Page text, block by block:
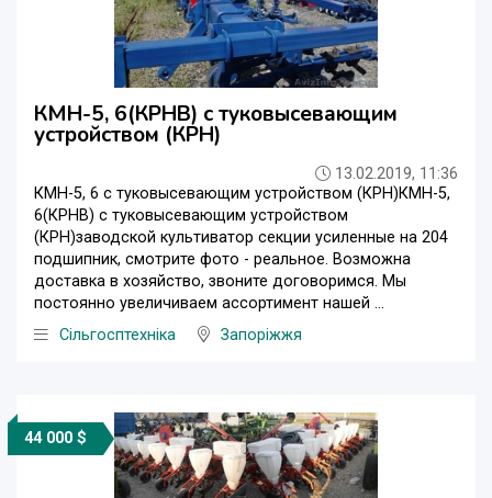
КМН-5, 6(КРНВ) с туковысевающим
устройством (КРН)
13.02.2019, 11:36
КМН-5, 6 с туковысевающим устройством (КРН)КМН-5,
6(КРНВ) с туковысевающим устройством
(КРН)заводской культиватор секции усиленные на 204
подшипник, смотрите фото - реальное. Возможна
доставка в хозяйство, звоните договоримся. Мы
постоянно увеличиваем ассортимент нашей ...
Сільгосптехніка
Запоріжжя
44 000 $